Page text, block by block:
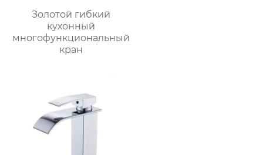
Золотой гибкий
кухонный
многофункциональный
кран